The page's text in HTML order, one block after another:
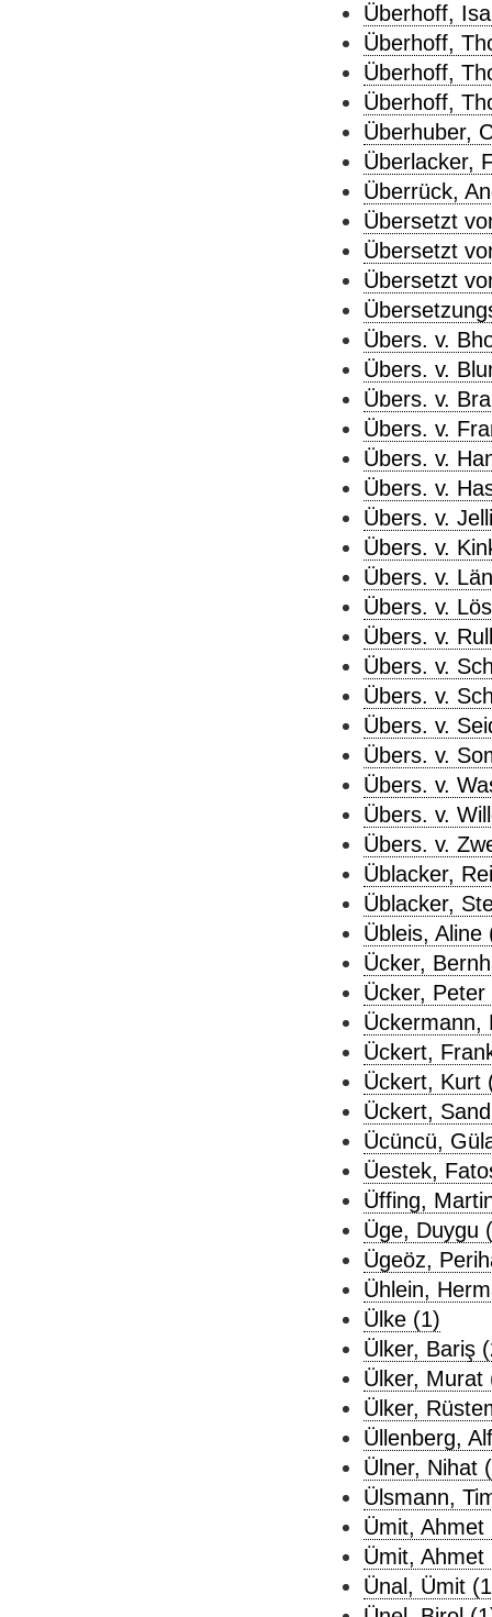
Überhoff,
Überhoff,
Überhoff,
Überhoff,
Überhuber,
Überlacker,
Überrück,
Übersetzt
Übersetzt
Übersetzt
Übers. v.
Übers. v.
Übers. v.
Übers. v.
Übers. v.
Übers. v.
Übers. v.
Übers. v.
Übers. v.
Übers. v.
Übers. v.
Übers. v.
Übers. v.
Übers. v.
Übers. v.
Übers. v.
Übers. v.
Übers. v.
Üblacker,
Üblacker,
Übleis, Aline
Ücker,
Ücker, Peter
Ückermann,
Ückert,
Ückert, Kurt
Ückert,
Ücüncü,
Üestek,
Üffing,
Üge, Duygu
Ügeöz,
Ühlein,
Ülke (1)
Ülker, Bariş
Ülker, Murat
Ülker,
Üllenberg,
Ülner, Nihat
Ülsmann,
Ümit, Ahmet
Ümit,
Ünal, Ümit